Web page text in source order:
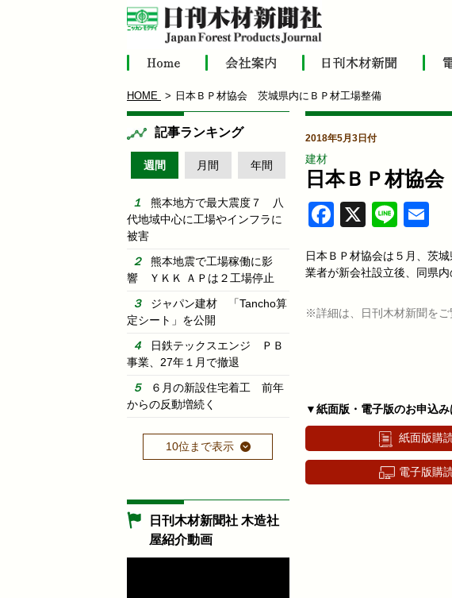
HOME 日本ＢＰ材協会 茨城県内にＢＰ材工場整備
2018年5月3日付
建材
日本ＢＰ材協
Facebook
X Line
日本ＢＰ材協会は５月、茨
業者が新会社設立後、同県
※詳細は、日刊木材新聞をご
▼紙面版・電子版のお申込み
紙面版購
電子版購
記事ランキング
週間 月間 年間
熊本地方で最大震度７ 八
代地域中心に工場やインフラに
被害
熊本地震で工場稼働に影
響 ＹＫＫ ＡＰは２工場停止
ジャパン建材 「Tancho算
定シート」を公開
日鉄テックスエンジ ＰＢ
事業、27年１月で撤退
６月の新設住宅着工 前年
からの反動増続く
10位まで表示
日刊木材新聞社 木造社
屋紹介動画